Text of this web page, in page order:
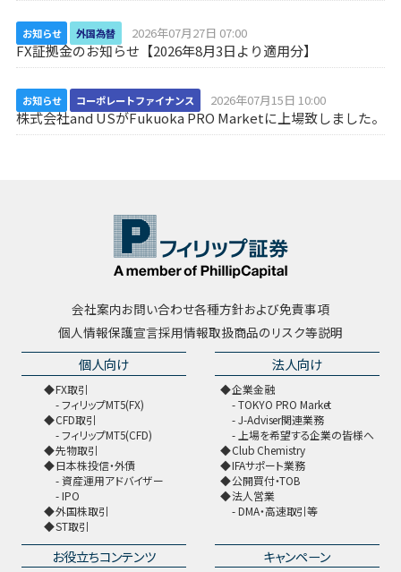
お知らせ 外国為替 2026年07月27日 07:00
FX証拠金のお知らせ【2026年8月3日より適用分】
お知らせ コーポレートファイナンス 2026年07月15日 10:00
株式会社and USがFukuoka PRO Marketに上場致しました。
会社案内お問い合わせ各種方針および免責事項
個人情報保護宣言採用情報取扱商品のリスク等説明
個人向け
FX取引
フィリップMT5(FX)
CFD取引
フィリップMT5(CFD)
先物取引
日本株投信・外債
資産運用アドバイザー
IPO
外国株取引
ST取引
法人向け
企業金融
TOKYO PRO Market
J-Adviser関連業務
上場を希望する企業の皆様へ
Club Chemistry
IFAサポート業務
公開買付・TOB
法人営業
DMA・高速取引等
お役立ちコンテンツ キャンペーン